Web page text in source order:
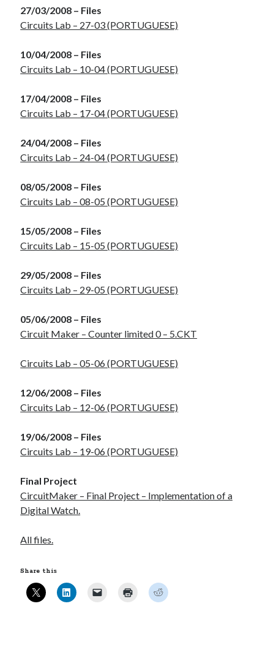
Compile to Teensy 3.0 on Windows using Makefile
Programming atmega8u2 on Arduino Uno using USB Asp
marked as crashed and should be repaired]
SELECT COUNT(*) FROM mb_comments JOIN mb_posts
WHERE ( comment_approved = '1' ) AND
comment_post_ID = 1459 AND comment_parent = 0
09 10:30:58' )
Recent Comments
Vivod iz zapoya na domy_hjOl
Timothybab on Circuits and Digital Techniques – EEL5105
Stewartprecyon Ubuntu 9.04, reducing your boot time.
27/03/2008 – Files
Circuits Lab – 27-03 (PORTUGUESE)
10/04/2008 – Files
Circuits Lab – 10-04 (PORTUGUESE)
17/04/2008 – Files
Circuits Lab – 17-04 (PORTUGUESE)
24/04/2008 – Files
Circuits Lab – 24-04 (PORTUGUESE)
08/05/2008 – Files
Circuits Lab – 08-05 (PORTUGUESE)
15/05/2008 – Files
Circuits Lab – 15-05 (PORTUGUESE)
29/05/2008 – Files
Circuits Lab – 29-05 (PORTUGUESE)
05/06/2008 – Files
Circuit Maker – Counter limited 0 – 5.CKT
Circuits Lab – 05-06 (PORTUGUESE)
12/06/2008 – Files
Circuits Lab – 12-06 (PORTUGUESE)
19/06/2008 – Files
Circuits Lab – 19-06 (PORTUGUESE)
Final Project
CircuitMaker – Final Project – Implementation of a
Digital Watch.
All files.
Share this